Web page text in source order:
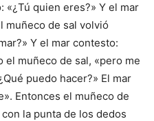
«¿Tú quien eres?» Y el mar
muñeco de sal volvió
Y el mar contesto:
el muñeco de sal, «pero me
puedo hacer?» El mar
Entonces el muñeco de
la punta de los dedos